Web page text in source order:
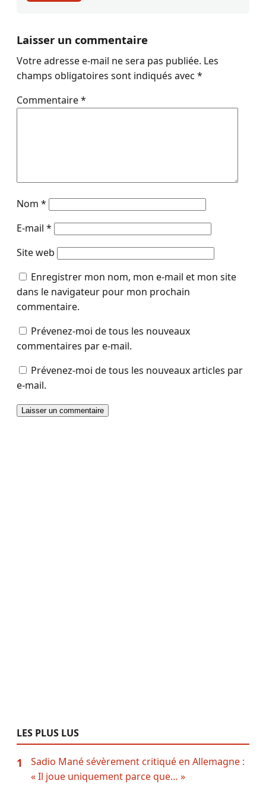
Laisser un commentaire
Votre adresse e-mail ne sera pas publiée. Les
champs obligatoires sont indiqués avec *
Commentaire*
Nom *
E-mail *
Site web
Enregistrer mon nom, mon e-mail et mon site
dans le navigateur pour mon prochain
commentaire.
Prévenez-moi de tous les nouveaux
commentaires par e-mail.
Prévenez-moi de tous les nouveaux articles par
e-mail.
LES PLUS LUS
1
Sadio Mané sévèrement critiqué en Allemagne :
« Il joue uniquement parce que… »